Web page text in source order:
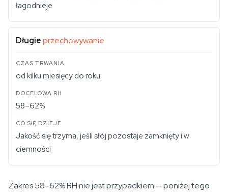
łagodnieje
Długieprzechowywanie
od kilku miesięcy do roku
58–62%
Jakość się trzyma, jeśli słój pozostaje zamknięty i w
ciemności
Zakres 58–62% RH nie jest przypadkiem — poniżej tego